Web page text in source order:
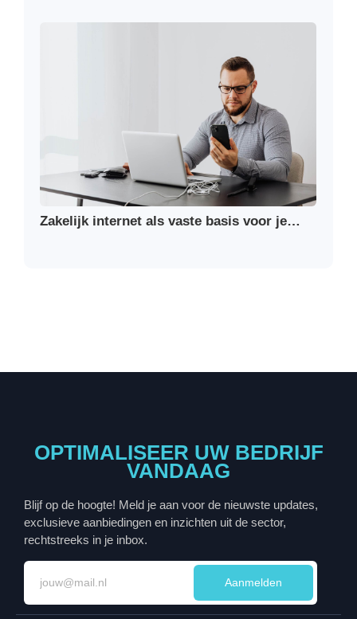
Zakelijk internet als vaste basis voor je…
OPTIMALISEER UW BEDRIJF
VANDAAG
Blijf op de hoogte! Meld je aan voor de nieuwste updates,
exclusieve aanbiedingen en inzichten uit de sector,
rechtstreeks in je inbox.
Aanmelden